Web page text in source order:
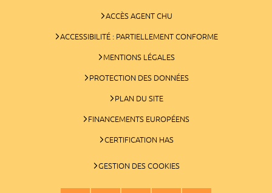
ACCÈS AGENT CHU
ACCESSIBILITÉ : PARTIELLEMENT CONFORME
MENTIONS LÉGALES
PROTECTION DES DONNÉES
PLAN DU SITE
FINANCEMENTS EUROPÉENS
CERTIFICATION HAS
GESTION DES COOKIES